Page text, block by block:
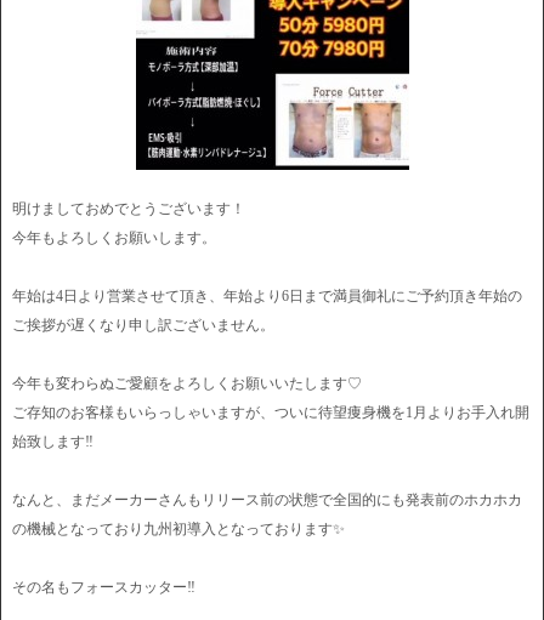
明けましておめでとうございます！
今年もよろしくお願いします。
年始は4日より営業させて頂き、年始より6日まで満員御礼にご予約頂き年始の
ご挨拶が遅くなり申し訳ございません。
今年も変わらぬご愛顧をよろしくお願いいたします♡
ご存知のお客様もいらっしゃいますが、ついに待望痩身機を1月よりお手入れ開
始致します‼️
なんと、まだメーカーさんもリリース前の状態で全国的にも発表前のホカホカ
の機械となっており九州初導入となっております✨
その名もフォースカッター‼️